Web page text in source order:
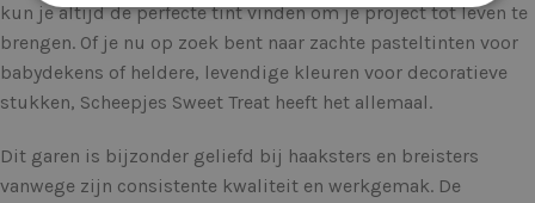
kun je altijd de perfecte tint vinden om je project tot leven te
brengen. Of je nu op zoek bent naar zachte pasteltinten voor
babydekens of heldere, levendige kleuren voor decoratieve
stukken, Scheepjes Sweet Treat heeft het allemaal.
Dit garen is bijzonder geliefd bij haaksters en breisters
vanwege zijn consistente kwaliteit en werkgemak. De